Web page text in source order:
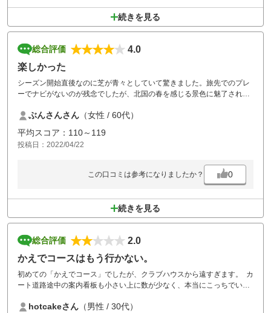
続きを見る
総合評価
4.0
楽しかった
シーズン開始直後なのに芝が青々としていて驚きました。旅先でのプレ
ーでナビがないのが残念でしたが、北国の春を感じる景色に魅了されま
ぎ、白樺、こぶしのはな、ふきのとう、、、。素敵な体験でした。写真
を撮るのに忙しく、スコアはイマイチでしたが。（笑）
ぶんさんさん （女性 / 60代）
平均スコア：110～119
投稿日：2022/04/22
この口コミは参考になりましたか？ 0
続きを見る
総合評価
2.0
かえでコースはもう行かない。
初めての「かえでコース」でしたが、クラブハウスから遠すぎます。 カ
ート道路途中の案内看板も小さい上に数が少なく、本当にこっちでいい
明があれば全然違うと思いますし、看板と合わせて改善された方がいい
hotcakeさん （男性 / 30代）